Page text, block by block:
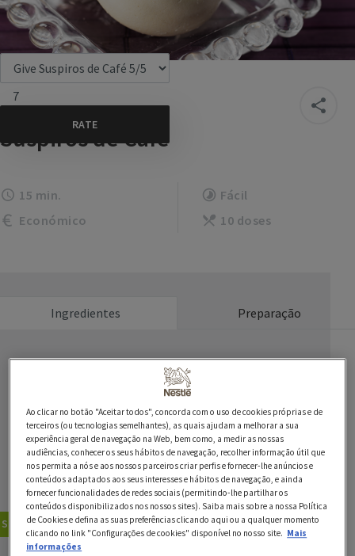
7
Suspiros de Café
15 min.
Fácil
Económico
10 doses
Ingredientes Preparação
Ingredientes
225 g de açúcar (em pó)
2 c. de chá de café SICAL 5 Estrelas
2/3 gotas de sumo de limão
GUARDAR RECEITA
Sobremesas Sem Lactose
Ao clicar no botão "Aceitar todos", concorda com o uso de cookies próprias e de
terceiros (ou tecnologias semelhantes), as quais ajudam a melhorar a sua
experiência geral de navegação na Web, bem como, a medir as nossas
audiências, conhecer os seus hábitos de navegação, recolher informação útil que
nos permita a nós e aos nossos parceiros criar perfis e fornecer-lhe anúncios e
conteúdos adaptados aos seus interesses e hábitos de navegação, e ainda
fornecer funcionalidades de redes sociais (permitindo-lhe partilhar os
conteúdos disponibilizados nos nossos sites). Saiba mais sobre a nossa Política
de Cookies e defina as suas preferências clicando aqui ou a qualquer momento
clicando no link "Configurações de cookies" disponível no nosso site. Mais
informações